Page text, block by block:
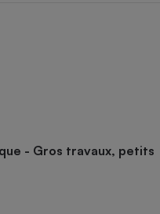
- Gros travaux, petits
Robot ménager